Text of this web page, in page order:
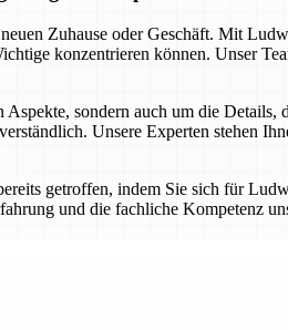
Zuhause oder Geschäft. Mit
konzentrieren können. Unser
sondern auch um die
Unsere Experten stehen
getroffen, indem Sie sich für
und die fachliche Kompetenz